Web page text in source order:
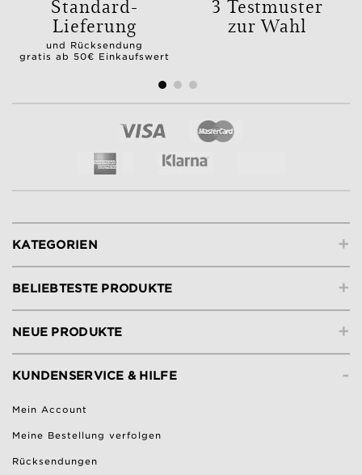
Standard-
Lieferung
und Rücksendung
gratis ab 50€ Einkaufswert
3 Testmuster
zur Wahl
+
KATEGORIEN
+
BELIEBTESTE PRODUKTE
+
NEUE PRODUKTE
-
KUNDENSERVICE & HILFE
Mein Account
Meine Bestellung verfolgen
Rücksendungen